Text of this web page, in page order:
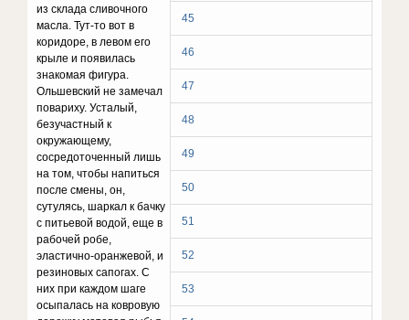
45
46
47
48
49
50
51
52
53
из склада сливочного
масла. Тут-то вот в
коридоре, в левом его
крыле и появилась
знакомая фигура.
Ольшевский не замечал
повариху. Усталый,
безучастный к
окружающему,
сосредоточенный лишь
на том, чтобы напиться
после смены, он,
сутулясь, шаркал к бачку
с питьевой водой, еще в
рабочей робе,
эластично-оранжевой, и
резиновых сапогах. С
них при каждом шаге
осыпалась на ковровую